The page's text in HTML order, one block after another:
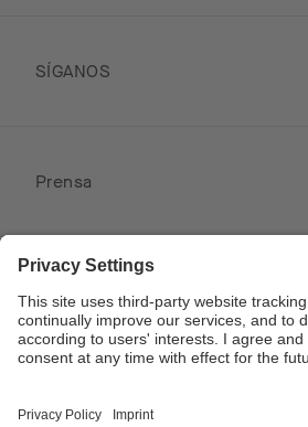
SÍGANOS
Prensa
CONTACTO
Copyright © 2026 Poggenpohl. Todos los